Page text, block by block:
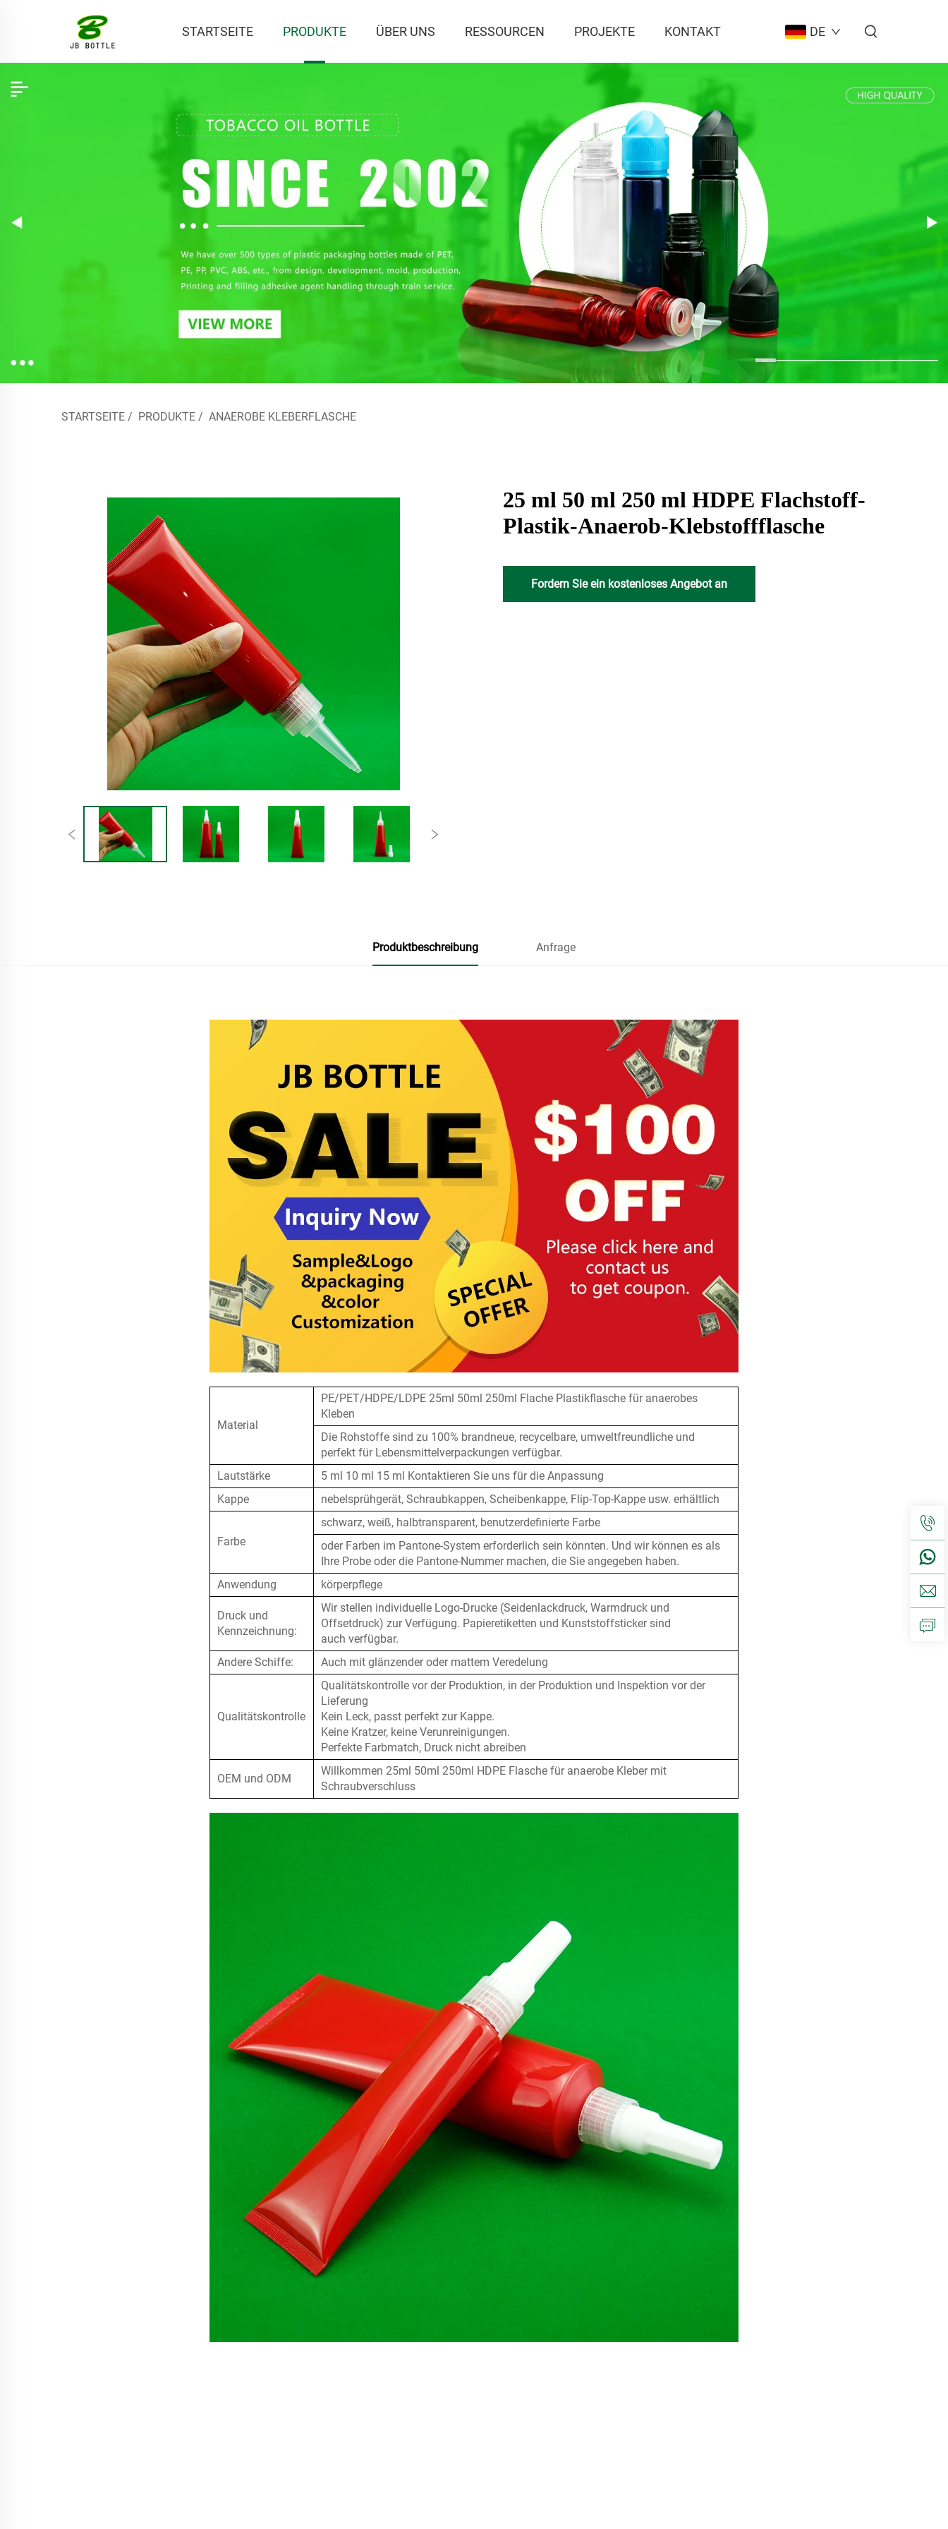
STARTSEITE PRODUKTE ÜBER UNS RESSOURCEN PROJEKTE KONTAKT DE
STARTSEITE / PRODUKTE / ANAEROBE KLEBERFLASCHE
25 ml 50 ml 250 ml HDPE Flachstoff-
Plastik-Anaerob-Klebstoffflasche
Fordern Sie ein kostenloses Angebot an
Produktbeschreibung Anfrage
Material
PE/PET/HDPE/LDPE 25ml 50ml 250ml Flache Plastikflasche für anaerobes
Kleben
Die Rohstoffe sind zu 100% brandneue, recycelbare, umweltfreundliche und
perfekt für Lebensmittelverpackungen verfügbar.
Lautstärke
5 ml 10 ml 15 ml Kontaktieren Sie uns für die Anpassung
Kappe
nebelsprühgerät, Schraubkappen, Scheibenkappe, Flip-Top-Kappe usw. erhältlich
Farbe
schwarz, weiß, halbtransparent, benutzerdefinierte Farbe
oder Farben im Pantone-System erforderlich sein könnten. Und wir können es als
Ihre Probe oder die Pantone-Nummer machen, die Sie angegeben haben.
Anwendung
körperpflege
Druck und
Kennzeichnung:
Wir stellen individuelle Logo-Drucke (Seidenlackdruck, Warmdruck und
Offsetdruck) zur Verfügung. Papieretiketten und Kunststoffsticker sind
auch verfügbar.
Andere Schiffe:
Auch mit glänzender oder mattem Veredelung
Qualitätskontrolle
Qualitätskontrolle vor der Produktion, in der Produktion und Inspektion vor der
Lieferung
Kein Leck, passt perfekt zur Kappe.
Keine Kratzer, keine Verunreinigungen.
Perfekte Farbmatch, Druck nicht abreiben
OEM und ODM
Willkommen 25ml 50ml 250ml HDPE Flasche für anaerobe Kleber mit
Schraubverschluss